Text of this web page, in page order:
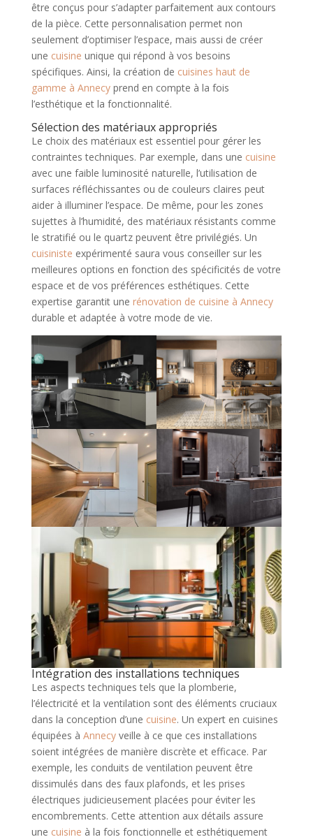
être conçus pour s’adapter parfaitement aux contours
de la pièce. Cette personnalisation permet non
seulement d’optimiser l’espace, mais aussi de créer
une cuisine unique qui répond à vos besoins
spécifiques. Ainsi, la création de cuisines haut de
gamme à Annecyprend en compte à la fois
l’esthétique et la fonctionnalité.
Sélection des matériaux appropriés
Le choix des matériaux est essentiel pour gérer les
contraintes techniques. Par exemple, dans une cuisine
avec une faible luminosité naturelle, l’utilisation de
surfaces réfléchissantes ou de couleurs claires peut
aider à illuminer l’espace. De même, pour les zones
sujettes à l’humidité, des matériaux résistants comme
le stratifié ou le quartz peuvent être privilégiés. Un
cuisiniste expérimenté saura vous conseiller sur les
meilleures options en fonction des spécificités de votre
espace et de vos préférences esthétiques. Cette
expertise garantit une rénovation de cuisine à Annecy
durable et adaptée à votre mode de vie.
Intégration des installations techniques
Les aspects techniques tels que la plomberie,
l’électricité et la ventilation sont des éléments cruciaux
dans la conception d’une cuisine. Un expert en cuisines
équipées à Annecyveille à ce que ces installations
soient intégrées de manière discrète et efficace. Par
exemple, les conduits de ventilation peuvent être
dissimulés dans des faux plafonds, et les prises
électriques judicieusement placées pour éviter les
encombrements. Cette attention aux détails assure
une cuisine à la fois fonctionnelle et esthétiquement